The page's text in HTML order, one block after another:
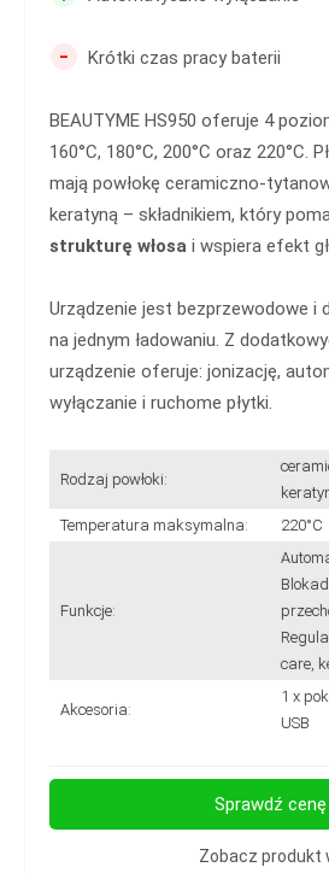
- Krótki czas pracy baterii
BEAUTYME HS950 oferuje 4
160°C, 180°C, 200°C oraz 220°C.
mają powłokę ceramiczno-
keratyną – składnikiem, który
strukturę włosa i wspiera efekt
Urządzenie jest bezprzewodowe i
na jednym ładowaniu. Z
urządzenie oferuje: jonizację,
wyłączanie i ruchome płytki.
Rodzaj powłoki:
Temperatura maksymalna:
220°C
Funkcje:
care,
Akcesoria:
1 x
USB
Sprawdź cenę
Zobacz produkt